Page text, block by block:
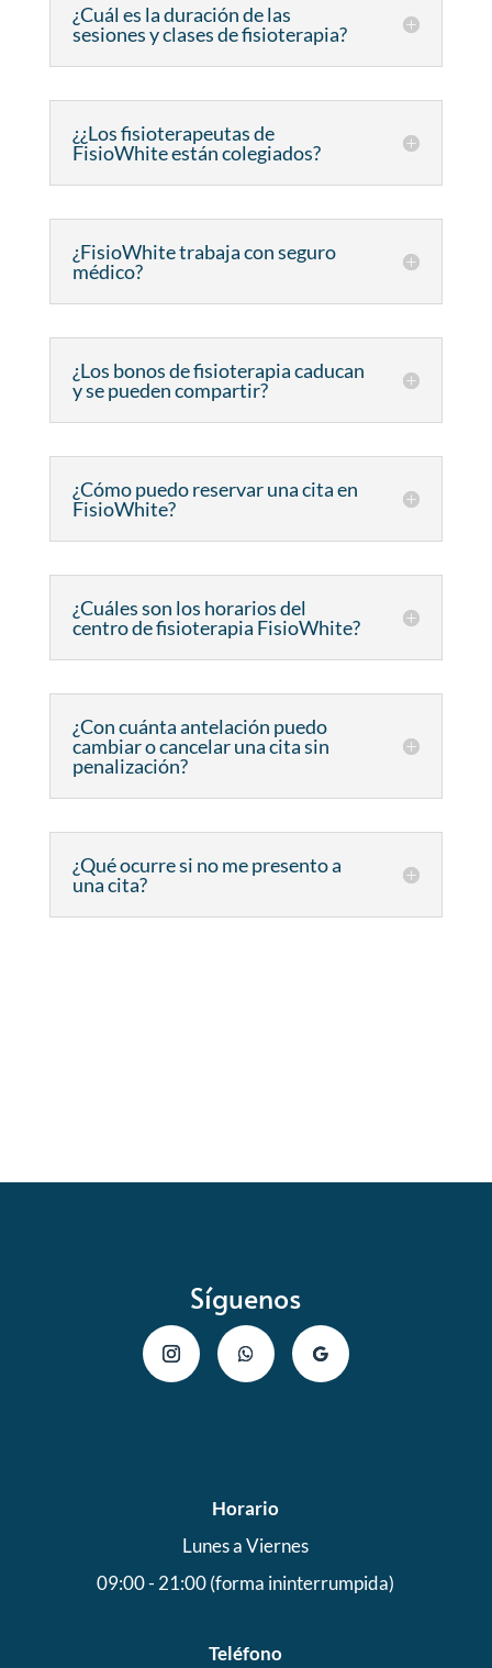
¿Cuál es la duración de las
sesiones y clases de fisioterapia?
¿¿Los fisioterapeutas de
FisioWhite están colegiados?
¿FisioWhite trabaja con seguro
médico?
¿Los bonos de fisioterapia caducan
y se pueden compartir?
¿Cómo puedo reservar una cita en
FisioWhite?
¿Cuáles son los horarios del
centro de fisioterapia FisioWhite?
¿Con cuánta antelación puedo
cambiar o cancelar una cita sin
penalización?
¿Qué ocurre si no me presento a
una cita?
Síguenos
Horario
Lunes a Viernes
09:00 - 21:00 (forma ininterrumpida)
Teléfono